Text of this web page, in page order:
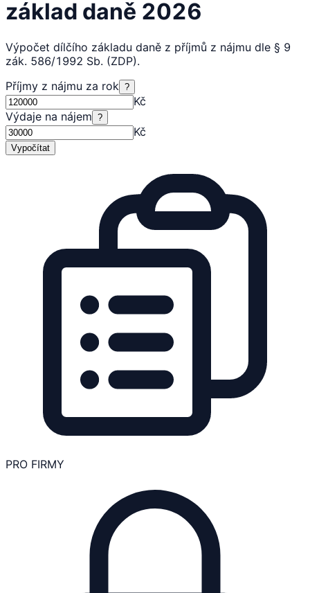
základ daně 2026
Výpočet dílčího základu daně z příjmů z nájmu dle § 9
zák. 586/1992 Sb. (ZDP).
Příjmy z nájmu za rok ?
Kč
Výdaje na nájem ?
Kč
Vypočítat
PRO FIRMY